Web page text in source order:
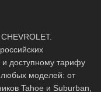
и доступному тарифу
моделей: от
Tahoe и Suburban,